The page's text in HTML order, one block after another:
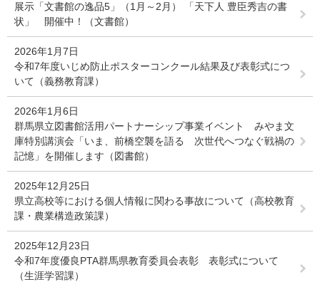
展示「文書館の逸品5」（1月～2月） 「天下人 豊臣秀吉の書
状」 開催中！（文書館）
2026年1月7日
令和7年度いじめ防止ポスターコンクール結果及び表彰式につ
いて（義務教育課）
2026年1月6日
群馬県立図書館活用パートナーシップ事業イベント みやま文
庫特別講演会「いま、前橋空襲を語る 次世代へつなぐ戦禍の
記憶」を開催します（図書館）
2025年12月25日
県立高校等における個人情報に関わる事故について（高校教育
課・農業構造政策課）
2025年12月23日
令和7年度優良PTA群馬県教育委員会表彰 表彰式について
（生涯学習課）